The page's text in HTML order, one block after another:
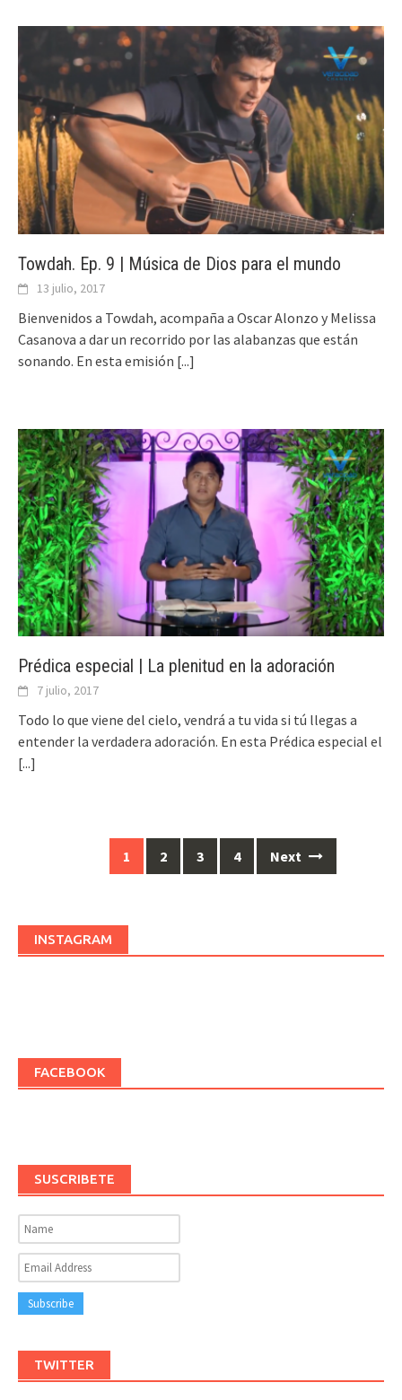
Towdah. Ep. 9 | Música de Dios para el mundo
13 julio, 2017
Bienvenidos a Towdah, acompaña a Oscar Alonzo y Melissa
Casanova a dar un recorrido por las alabanzas que están
sonando. En esta emisión [...]
Prédica especial | La plenitud en la adoración
7 julio, 2017
Todo lo que viene del cielo, vendrá a tu vida si tú llegas a
entender la verdadera adoración. En esta Prédica especial el
[...]
1 2 3 4 Next
INSTAGRAM
FACEBOOK
SUSCRIBETE
TWITTER